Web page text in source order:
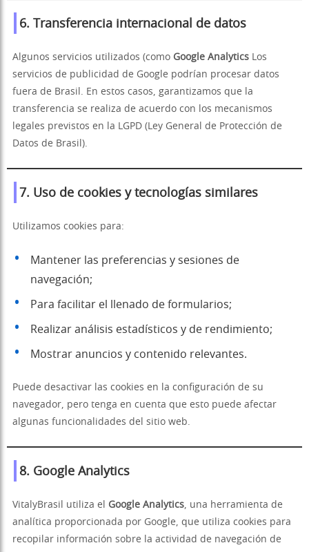
6. Transferencia internacional de datos
Algunos servicios utilizados (como Google Analytics Los
servicios de publicidad de Google podrían procesar datos
fuera de Brasil. En estos casos, garantizamos que la
transferencia se realiza de acuerdo con los mecanismos
legales previstos en la LGPD (Ley General de Protección de
Datos de Brasil).
7. Uso de cookies y tecnologías similares
Utilizamos cookies para:
Mantener las preferencias y sesiones de
navegación;
Para facilitar el llenado de formularios;
Realizar análisis estadísticos y de rendimiento;
Mostrar anuncios y contenido relevantes.
Puede desactivar las cookies en la configuración de su
navegador, pero tenga en cuenta que esto puede afectar
algunas funcionalidades del sitio web.
8. Google Analytics
VitalyBrasil utiliza el Google Analytics, una herramienta de
analítica proporcionada por Google, que utiliza cookies para
recopilar información sobre la actividad de navegación de